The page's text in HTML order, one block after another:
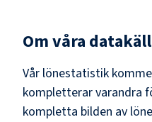
Om våra
Vår lönestatistik
kompletterar varandra
kompletta bilden av